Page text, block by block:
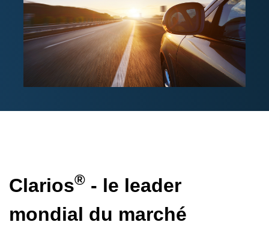
Clarios® - le leader
mondial du marché